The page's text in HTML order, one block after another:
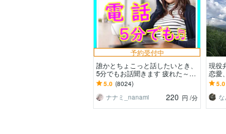
予約受付中
誰かとちょこっと話したいとき、
5分でもお話聞きます 疲れた～、
でもカウンセリングじゃない、な
んとなく雑談聞いて～
5.0 (8024)
ナナミ_nanami
220 円 /分
現役
恋愛
単な5.0
な